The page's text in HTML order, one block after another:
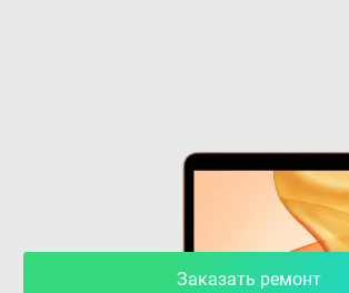
Заказать ремонт